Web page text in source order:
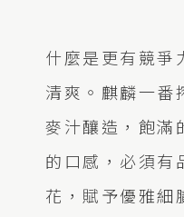
什麼是更有競爭
清爽。麒麟一番
麥汁釀造，飽滿
的口感，必須有
花，賦予優雅細